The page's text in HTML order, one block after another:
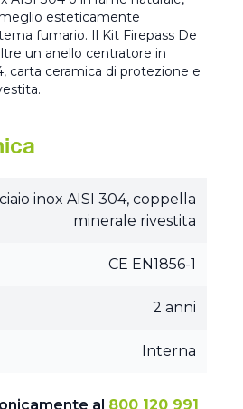
esteticamente
fumario. Il Kit Firepass De
un anello centratore in
carta ceramica di protezione e
inox AISI 304, coppella
minerale rivestita
CE EN1856-1
2 anni
Interna
al 800 120 991